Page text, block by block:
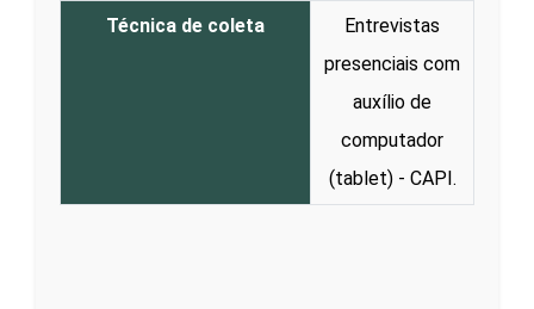
Técnica de coleta
Entrevistas
presenciais com
auxílio de
computador
(tablet) - CAPI.